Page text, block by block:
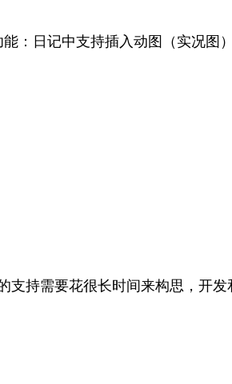
：日记中支持插入动图（实况图）
持需要花很长时间来构思，开发